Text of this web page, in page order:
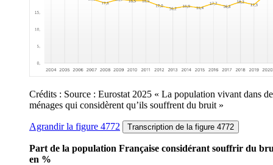
Crédits : Source : Eurostat 2025 « La population vivant dans
ménages qui considèrent qu’ils souffrent du bruit »
Agrandirla figure 4772 Transcription de la figure 4772
Part de la population Française considérant souffrir du
en %